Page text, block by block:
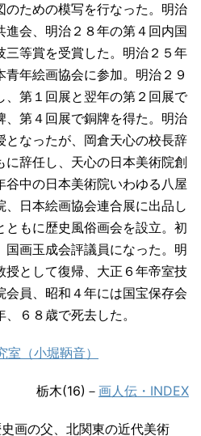
のための模写を行なった。明治
進会、明治２８年の第４回内国
三等賞を受賞した。明治２５年
年絵画協会に参加。明治２９
、第１回展と翌年の第２回展で
、第４回展で銅牌を得た。明治
となったが、岡倉天心の校長辞
辞任し、天心の日本美術院創
谷中の日本美術院いわゆる八屋
、日本絵画協会連合展に出品し
ともに歴史風俗画会を設立。初
画玉成会評議員になった。明
授として復帰、大正６年帝室技
員、昭和４年には国宝保存会
６８歳で死去した。
室（小堀鞆音）
栃木(16)－ 画人伝・INDEX
画の父、北関東の近代美術